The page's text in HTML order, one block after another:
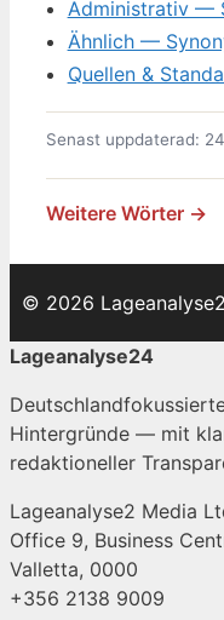
Administrativ —
Ähnlich —
Quellen &
Senast uppdaterad:
Weitere Wörter →
© 2026
Lageanalyse24
Hintergründe — mit
redaktioneller
Lageanalyse2 Media
Office 9, Business
Valletta, 0000
+356 2138 9009